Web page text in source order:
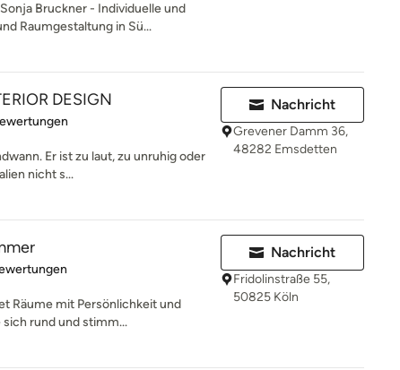
Bruckner - Individuelle und
Raumgestaltung in Sü...
DESIGN
5 von 5 Sternen
Er ist zu laut, zu unruhig oder
nicht s...
Nachricht
Grevener Damm 36,
48282 Emsdetten
5 von 5 Sternen
Räume mit Persönlichkeit und
rund und stimm...
Nachricht
Fridolinstraße 55,
50825 Köln